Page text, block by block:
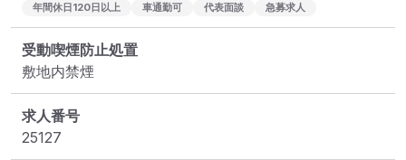
年間休日120日以上
車通勤可 代表面談 急募求人
受動喫煙防止処置
敷地内禁煙
求人番号
25127